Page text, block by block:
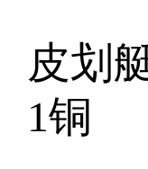
皮划
1铜